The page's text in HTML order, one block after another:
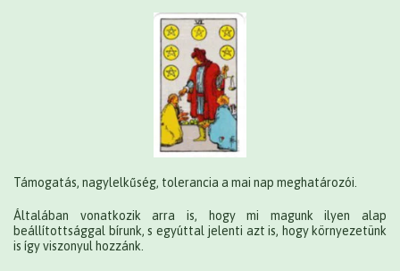
Támogatás, nagylelkűség, tolerancia a mai nap meghatározói.
Általában vonatkozik arra is, hogy mi magunk ilyen alap
beállítottsággal bírunk, s egyúttal jelenti azt is, hogy környezetünk
is így viszonyul hozzánk.